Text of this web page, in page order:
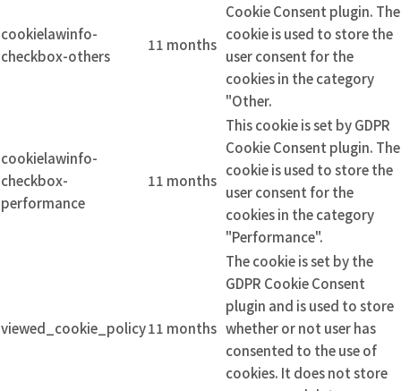
cookielawinfo-
checkbox-others
11 months
Cookie Consent plugin. The
cookie is used to store the
user consent for the
cookies in the category
"Other.
cookielawinfo-
checkbox-
performance
11 months
This cookie is set by GDPR
Cookie Consent plugin. The
cookie is used to store the
user consent for the
cookies in the category
"Performance".
viewed_cookie_policy11 months
The cookie is set by the
GDPR Cookie Consent
plugin and is used to store
whether or not user has
consented to the use of
cookies. It does not store